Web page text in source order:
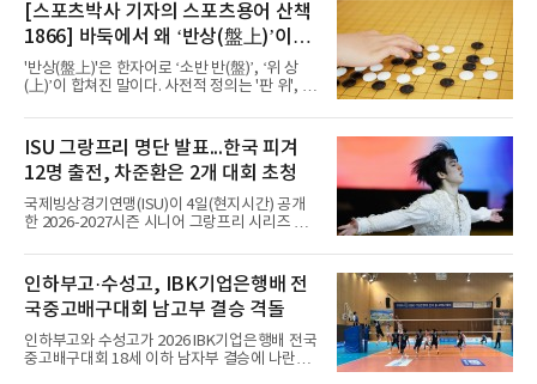
지휘하는 방안까지 논의했으나 협상 끝에 클럽
에 전념하게 됐다. 카보베르데축구협회도 같은
날 사임을 알리며 후임 선임 작업이 순조롭게 진
행 중이라고 밝혔다.그가 남긴 성과는 뚜렷하다.
아프리카 서쪽 섬나라 카보베르데는 첫 출전한
2026 북중미 월드컵에서 스페
[스포츠박사 기자의 스포츠용어 산책
1866] 바둑에서 왜 ‘반상(盤上)’이라
말할까
'반상(盤上)'은 한자어로 ‘소반 반(盤)’, ‘위 상
(上)’이 합쳐진 말이다. 사전적 정의는 '판 위', '바
상(盤上)이 단순히 '판 위에서'라는 일반적인 의
미로도 쓰였지만, 바둑 문화가 발달하면서 '바둑
판 위', 더 나아가 '바둑의 세계', '대국이 벌어지
는 공간'을 가리키는 전문 용어로 정착했다. 우리
나라에서도 같은 의미로 받아들여져 ‘반상의 승
부’, ‘반상의 고수’, ‘반상에 앉다’, ‘반상의 철학’
등의 표현을 쓴다.반상(盤上)은 오늘날 바둑을
왕조실록에서 반상(盤上)은 확인되지만,
ISU 그랑프리 명단 발표...한국 피겨
12명 출전, 차준환은 2개 대회 초청
국제빙상경기연맹(ISU)이 4일(현지시간) 공개
한 2026-2027시즌 시니어 그랑프리 시리즈 명
준환(서울시청), 서민규, 김현겸과 여자 싱글 김
채연, 김유재, 이해인, 신지아, 김유성, 윤서진,
윤아선, 김서영, 유영이다.이 가운데 차준환과
서민규, 김채연, 김유재, 이해인, 신지아 6명은 2
개 대회에 초청됐고 나머지는 한 차례만 나선다.
시리즈는 6개 대회로 치러지며 합산 성적 상위 6
명이 그랑프리 파이널에 오른다.차준환은 3차
인하부고·수성고, IBK기업은행배 전
국중고배구대회 남고부 결승 격돌
인하부고와 수성고가 2026 IBK기업은행배 전국
중고배구대회 18세 이하 남자부 결승에 나란히